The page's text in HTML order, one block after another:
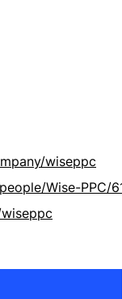
wiseppc
Wise-PPC/